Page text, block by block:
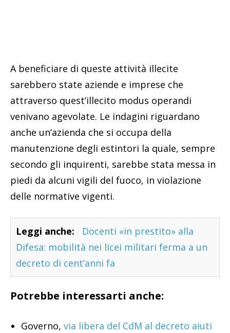
A beneficiare di queste attività illecite
sarebbero state aziende e imprese che
attraverso quest’illecito modus operandi
venivano agevolate. Le indagini riguardano
anche un’azienda che si occupa della
manutenzione degli estintori la quale, sempre
secondo gli inquirenti, sarebbe stata messa in
piedi da alcuni vigili del fuoco, in violazione
delle normative vigenti.
Leggi anche:
Docenti «in prestito» alla
Difesa: mobilità nei licei militari ferma a un
decreto di cent’anni fa
Potrebbe interessarti anche:
Governo, via libera del CdM al decreto aiuti